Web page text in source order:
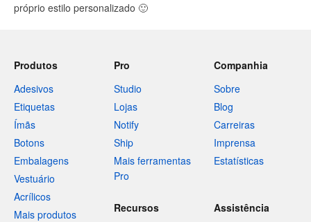
próprio estilo personalizado 🙂
Produtos
Adesivos
Etiquetas
Ímãs
Botons
Embalagens
Vestuário
Acrílicos
Mais produtos
Pro
Studio
Lojas
Notify
Ship
Mais ferramentas
Pro
Companhia
Sobre
Blog
Carreiras
Imprensa
Estatísticas
Recursos
Assistência